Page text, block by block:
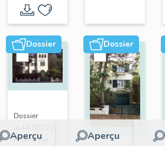
Dossier
Aperçu
Dossier
Réalisé par
Dossier
Aperçu